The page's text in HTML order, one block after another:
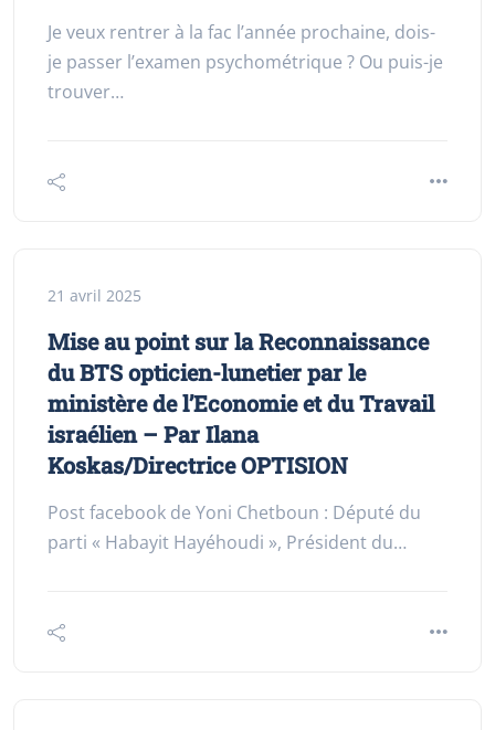
Je veux rentrer à la fac l’année prochaine, dois-
je passer l’examen psychométrique ? Ou puis-je
trouver…
21 avril 2025
Mise au point sur la Reconnaissance
du BTS opticien-lunetier par le
ministère de l’Economie et du Travail
israélien – Par Ilana
Koskas/Directrice OPTISION
Post facebook de Yoni Chetboun : Député du
parti « Habayit Hayéhoudi », Président du…